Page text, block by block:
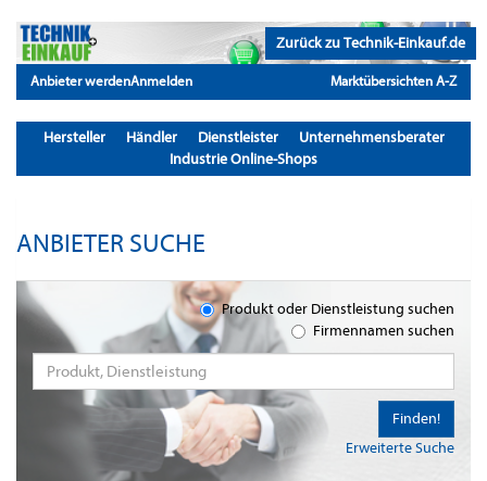
Zurück zu Technik-Einkauf.de
Anbieter werdenAnmelden Marktübersichten A-Z
Hersteller Händler Dienstleister
Unternehmensberater
Industrie Online-Shops
ANBIETER SUCHE
Produkt oder Dienstleistung suchen
Firmennamen suchen
Erweiterte Suche
Finden!